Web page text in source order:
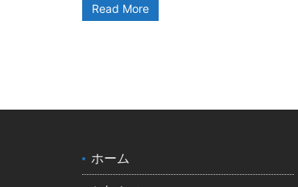
Read More
ホーム